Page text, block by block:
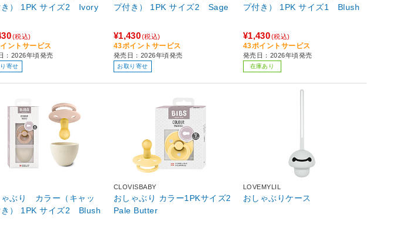
き） 1PK サイズ2 Ivory
(税込)
ントサービス
：2026年頃発売
寄せ
プ付き） 1PK サイズ2 Sage
¥1,430(税込)
43ポイントサービス
発売日：2026年頃発売
お取り寄せ
プ付き） 1PK サイズ1 Blush
¥1,430(税込)
43ポイントサービス
発売日：2026年頃発売
在庫あり
ゃぶり カラー（キャッ
き） 1PK サイズ2 Blush
CLOVISBABY
おしゃぶり カラー1PKサイズ2
Pale Butter
LOVEMYLIL
おしゃぶりケース